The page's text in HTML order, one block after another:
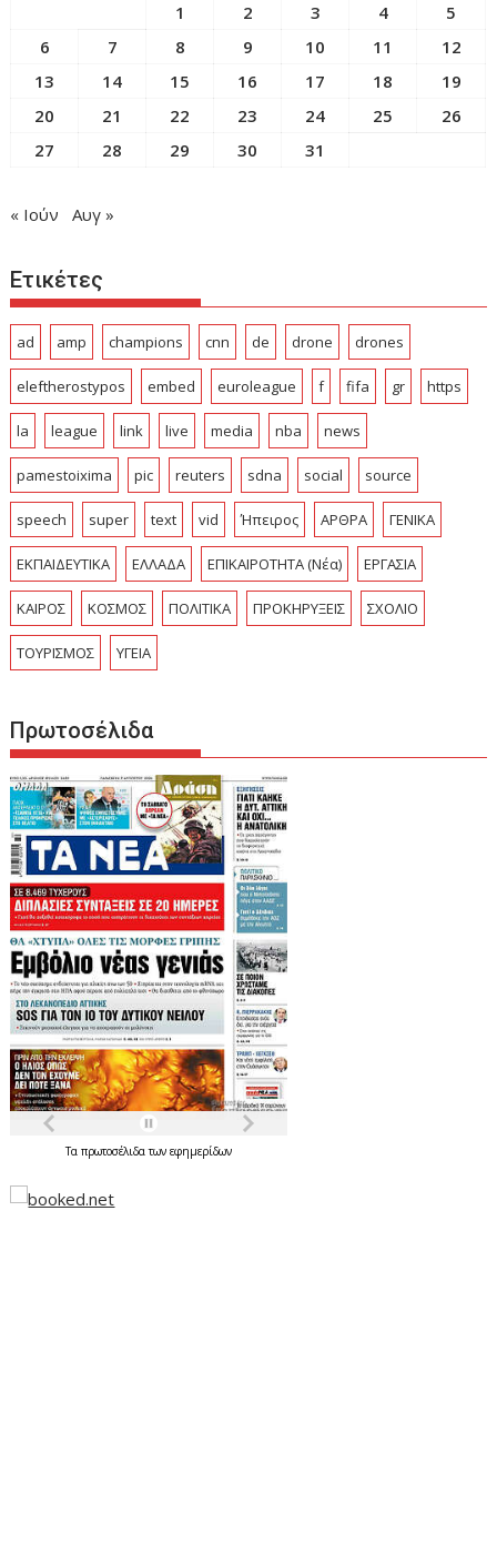
1
2 3 4
5
6
7 8 9 10 11
12
13
14 15 16 17 18
19
20
21 22 23 24 25
26
27
28 29 30 31
« Ιούν Αυγ »
Ετικέτες
ad amp champions cnn de drone drones
eleftherostypos embed euroleague f fifa gr https
la league link live media nba news
pamestoixima pic reuters sdna social source
speech super text vid Ήπειρος ΑΡΘΡΑ ΓΕΝΙΚΑ
ΕΚΠΑΙΔΕΥΤΙΚΑ ΕΛΛΑΔΑ ΕΠΙΚΑΙΡΟΤΗΤΑ (Νέα) ΕΡΓΑΣΙΑ
ΚΑΙΡΟΣ ΚΟΣΜΟΣ ΠΟΛΙΤΙΚΑ ΠΡΟΚΗΡΥΞΕΙΣ ΣΧΟΛΙΟ
ΤΟΥΡΙΣΜΟΣ ΥΓΕΙΑ
Πρωτοσέλιδα
Ταπρωτοσέλιδατωνεφημερίδων